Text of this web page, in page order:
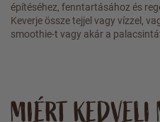
építéséhez, fenntartásához és
Keverje össze tejjel vagy vízzel,
smoothie-t vagy akár a
MIÉRT